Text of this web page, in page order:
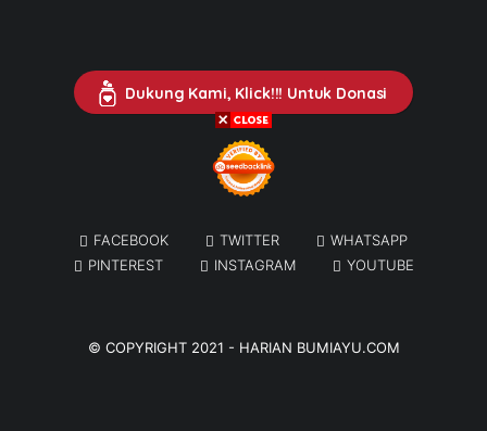
Dukung Kami, Klick!!! Untuk Donasi
FACEBOOK TWITTER
WHATSAPP
PINTEREST
INSTAGRAM YOUTUBE
© COPYRIGHT 2021 - HARIAN BUMIAYU.COM